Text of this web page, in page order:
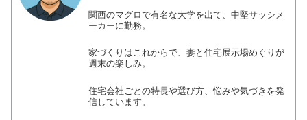
関西のマグロで有名な大学を出て、中堅サッシメ
ーカーに勤務。
家づくりはこれからで、妻と住宅展示場めぐりが
週末の楽しみ。
住宅会社ごとの特長や選び方、悩みや気づきを発
信しています。